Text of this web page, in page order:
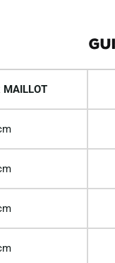
MAILLOT